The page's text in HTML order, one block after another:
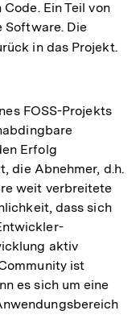
Ein Teil von
Software. Die
in das Projekt.Zur
FOSS-Projekts
Erfolg
die Abnehmer, d.h.
weit verbreitete
dass sich
aktiv
ist
es sich um eine